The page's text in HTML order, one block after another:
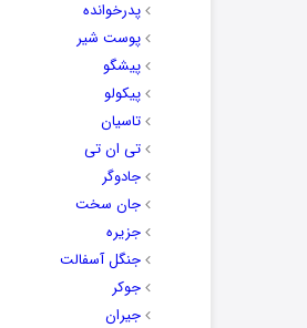
پدرخوانده
پوست شیر
پیشگو
پیکولو
تاسیان
تی ان تی
جادوگر
جان سخت
جزیره
جنگل آسفالت
جوکر
جیران